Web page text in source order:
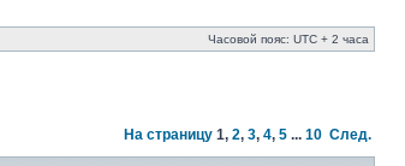
Часовой пояс: UTC + 2 часа
На страницу 1, 2, 3, 4, 5 ... 10 След.